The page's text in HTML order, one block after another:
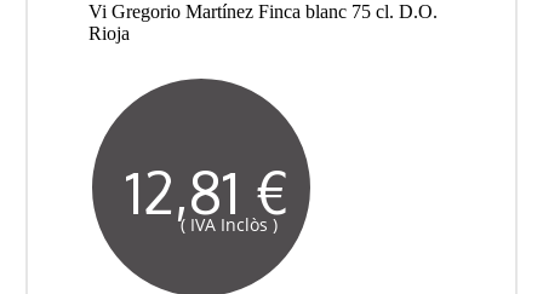
Vi Gregorio Martínez Finca blanc 75 cl. D.O.
Rioja
12,81 €
( IVA Inclòs )